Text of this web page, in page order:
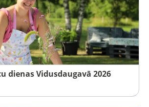
dienas Vidusdaugavā 2026